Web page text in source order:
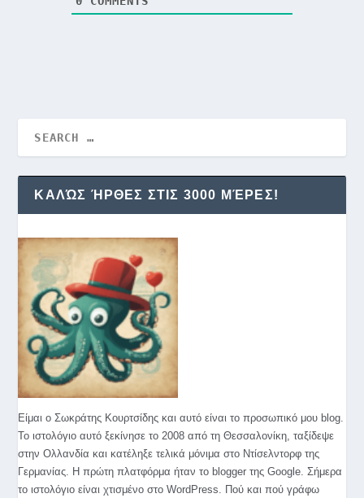
ΚΑΛΏΣ ΉΡΘΕΣ ΣΤΙΣ 3000 ΜΈΡΕΣ!
Είμαι ο Σωκράτης Κουρτσίδης και αυτό είναι το προσωπικό μου blog.
Το ιστολόγιο αυτό ξεκίνησε το 2008 από τη Θεσσαλονίκη, ταξίδεψε
στην Ολλανδία και κατέληξε τελικά μόνιμα στο Ντίσελντορφ της
Γερμανίας. Η πρώτη πλατφόρμα ήταν το blogger της Google. Σήμερα
το ιστολόγιο είναι χτισμένο στο WordPress. Πού και πού γράφω